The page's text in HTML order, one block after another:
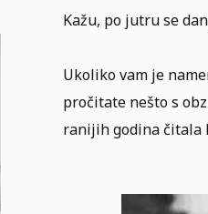
Kažu, po jutru se
Ukoliko vam je
pročitate nešto s
ranijih godina čitala